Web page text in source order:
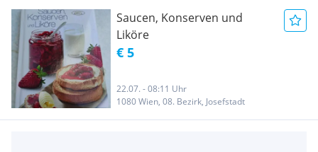
Saucen, Konserven und
Liköre
€ 5
22.07. - 08:11 Uhr
1080 Wien, 08. Bezirk, Josefstadt